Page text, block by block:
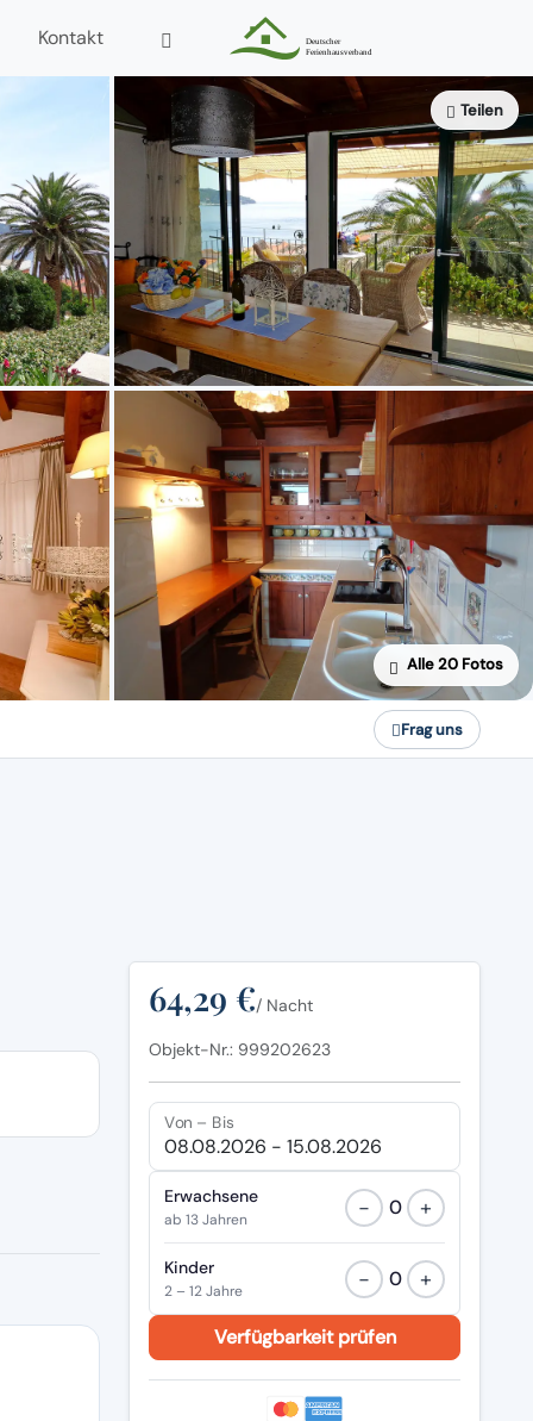
Kontakt
Teilen
Alle 20 Fotos
Frag uns
64,29 €/ Nacht
Objekt-Nr.: 999202623
Von – Bis
Erwachsene
ab 13 Jahren − 0 +
Kinder
2 – 12 Jahre − 0 +